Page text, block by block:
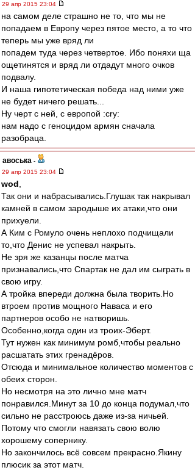
29 апр 2015 23:04
на самом деле страшно не то, что мы не
попадаем в Европу через пятое место, а то что
теперь мы уже вряд ли
попадем туда через четвертое. Ибо поняхи ща
ощетинятся и вряд ли отдадут много очков
подвалу.
И наша гипотетическая победа над ними уже
не будет ничего решать...
Ну черт с ней, с европой :cry:
нам надо с геноцидом армян сначала
разобраца.
авоська -
29 апр 2015 23:04
wod
Так они и набрасывались.Глушак так накрывал
камней в самом зародыше их атаки,что они
прихуели.
А Ким с Ромуло очень неплохо подчищали
то,что Денис не успевал накрыть.
Не зря же казанцы после матча
признавались,что Спартак не дал им сыграть в
свою игру.
А тройка впереди должна была творить.Но
втроем против мощного Наваса и его
партнеров особо не натворишь.
Особенно,когда один из троих-Эберт.
Тут нужен как минимум ромб,чтобы реально
расшатать этих гренадёров.
Отсюда и минимальное количество моментов с
обеих сторон.
Но несмотря на это лично мне матч
понравился.Минут за 10 до конца подумал,что
сильно не расстроюсь даже из-за ничьей.
Потому что смогли навязать свою волю
хорошему сопернику.
Но закончилось всё совсем прекрасно.Якину
плюсик за этот матч.